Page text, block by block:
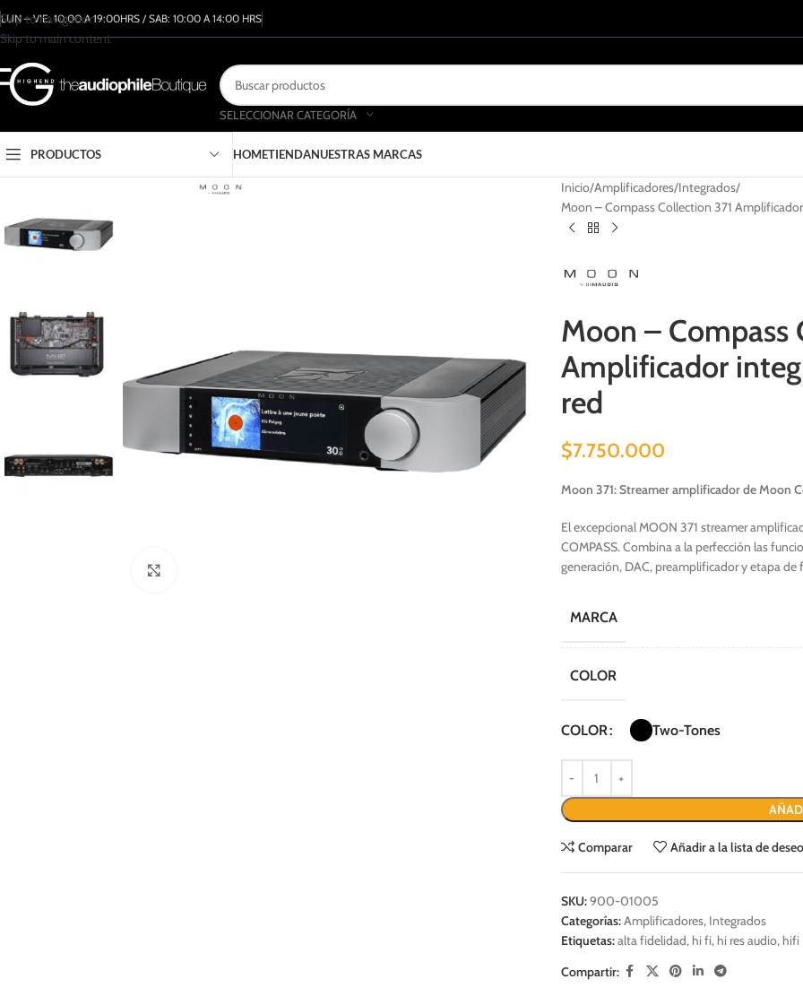
Skip to navigation
Skip to main content
LUN – VIE: 10:00 A 19:00HRS / SAB: 10:00 A 14:00 HRS
SELECCIONAR CATEGORÍA
PRODUCTOS HOMETIENDANUESTRAS MARCAS
Inicio Amplificadores Integrados
Moon – Compass Collection 371
Moon – Compass
Amplificador
red
$7.750.000
Moon 371: Streamer amplificador de Moon
El excepcional MOON 371 streamer
COMPASS. Combina a la perfección las
generación, DAC, preamplificador y etapa
MARCA
COLOR
COLOR Two-Tones
Comparar Añadir a la lista de
SKU:900-01005
Categorías:Amplificadores, Integrados
Etiquetas:alta fidelidad, hi fi, hi res audio, hifi
Compartir: